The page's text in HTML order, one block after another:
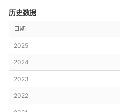
历史数据
日期
2025
2024
2023
2022